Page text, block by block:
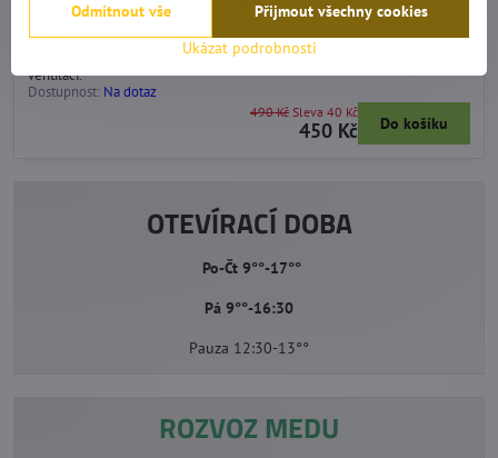
Náhradní včelařská kukla Elegant Bee s ventilací
Náhradní kukla ke všem blůzám a kombinézám značky Elegant Bee s
ventilací.
Dostupnost: Na dotaz
450 Kč
490 Kč Sleva 40 Kč
Do košíku
OTEVÍRACÍ DOBA
Po-Čt 9°°-17°°
Pá 9°°-16:30
Pauza 12:30-13°°
ROZVOZ MEDU
Ukázat podrobnosti
Přijmout všechny cookies
Odmítnout vše